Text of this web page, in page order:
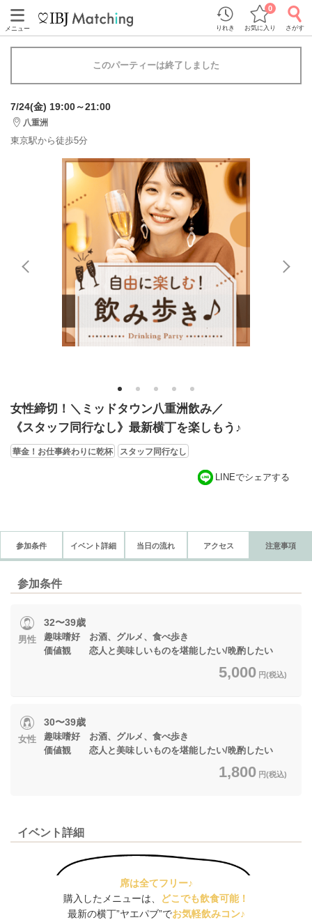
メニュー りれき お気に入り
0
さがす
このパーティーは終了しました
7/24(金) 19:00～21:00
八重洲
東京駅から徒歩5分
1 2 3 4 5
女性締切！＼ミッドタウン八重洲飲み／
《スタッフ同行なし》最新横丁を楽しもう♪
華金！お仕事終わりに乾杯 スタッフ同行なし
LINEでシェアする
参加条件 イベント詳細 当日の流れ アクセス 注意事項
参加条件
男性
32〜39歳
趣味嗜好 お酒、グルメ、食べ歩き
価値観 恋人と美味しいものを堪能したい/晩酌したい
5,000 円(税込)
女性
30〜39歳
趣味嗜好 お酒、グルメ、食べ歩き
価値観 恋人と美味しいものを堪能したい/晩酌したい
1,800 円(税込)
イベント詳細
席は全てフリー♪
購入したメニューは、
どこでも飲食可能！
最新の横丁”ヤエパブ”でお気軽飲みコン♪